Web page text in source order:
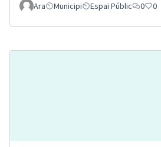
Ara Municipi Espai Públic 0 0